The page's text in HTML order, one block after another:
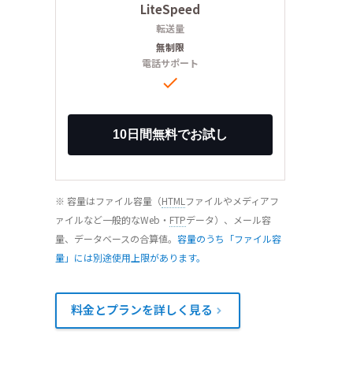
LiteSpeed
転送量
無制限
電話サポート

※ 容量はファイル容量（HTML ファイルやメディアフ
ァイルなど一般的なWeb・ FTPデータ）、メール容
量、データベースの合算値。 容量のうち「ファイル容
量」には別途使用上限があります。
料金とプランを詳しく見る